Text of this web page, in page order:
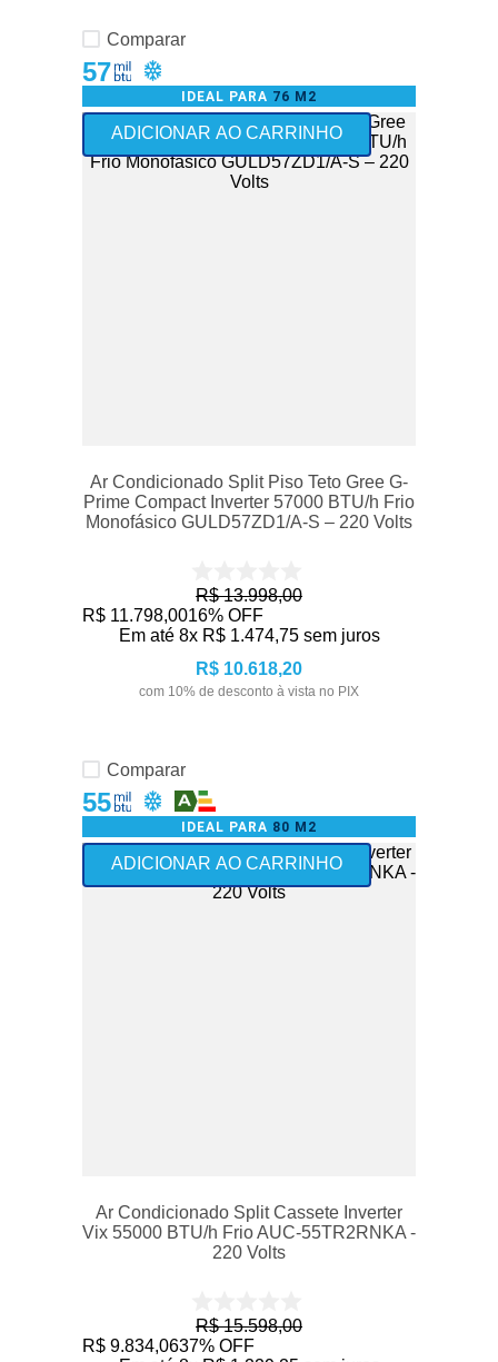
Comparar
57
IDEAL PARA 76 M2
Use o Cupom: ALTAPOTENCIA300
ADICIONAR AO CARRINHO
Ar Condicionado Split Piso Teto Gree G-
Prime Compact Inverter 57000 BTU/h Frio
Monofásico GULD57ZD1/A-S – 220 Volts
R$ 13.998,00
R$ 11.798,0016% OFF
Em até 8x R$ 1.474,75sem juros
R$ 10.618,20
com 10% de desconto à vista no PIX
Comparar
55
IDEAL PARA 80 M2
ADICIONAR AO CARRINHO
Ar Condicionado Split Cassete Inverter
Vix 55000 BTU/h Frio AUC-55TR2RNKA -
220 Volts
R$ 15.598,00
R$ 9.834,0637% OFF